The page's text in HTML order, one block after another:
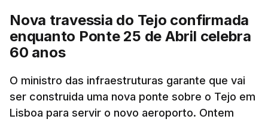
Nova travessia do Tejo confirmada
enquanto Ponte 25 de Abril celebra
60 anos
O ministro das infraestruturas garante que vai
ser construida uma nova ponte sobre o Tejo em
Lisboa para servir o novo aeroporto. Ontem